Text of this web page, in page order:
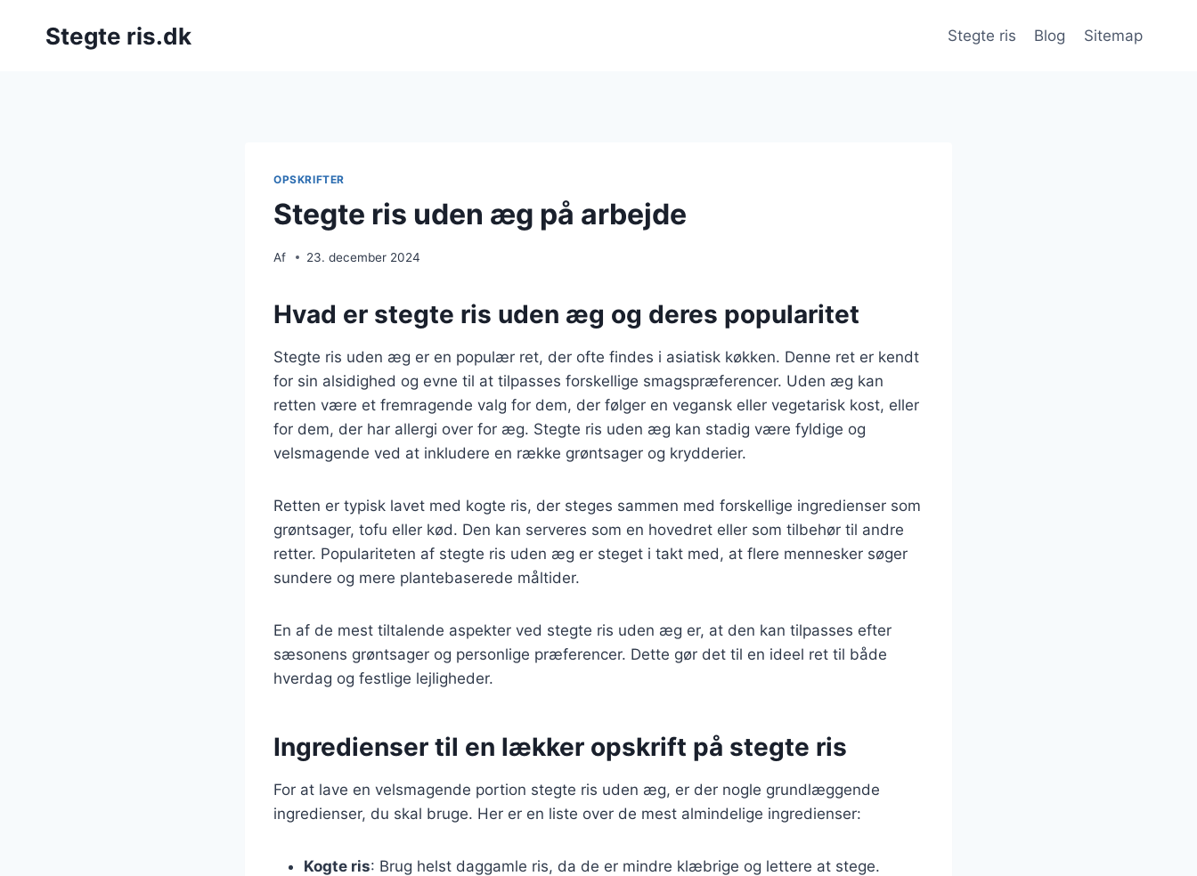
Stegte ris.dk Stegte ris Blog Sitemap
OPSKRIFTER
Stegte ris uden æg på arbejde
Af 23. december 2024
Hvad er stegte ris uden æg og deres popularitet
Stegte ris uden æg er en populær ret, der ofte findes i asiatisk køkken. Denne ret er kendt
for sin alsidighed og evne til at tilpasses forskellige smagspræferencer. Uden æg kan
retten være et fremragende valg for dem, der følger en vegansk eller vegetarisk kost, eller
for dem, der har allergi over for æg. Stegte ris uden æg kan stadig være fyldige og
velsmagende ved at inkludere en række grøntsager og krydderier.
Retten er typisk lavet med kogte ris, der steges sammen med forskellige ingredienser som
grøntsager, tofu eller kød. Den kan serveres som en hovedret eller som tilbehør til andre
retter. Populariteten af stegte ris uden æg er steget i takt med, at flere mennesker søger
sundere og mere plantebaserede måltider.
En af de mest tiltalende aspekter ved stegte ris uden æg er, at den kan tilpasses efter
sæsonens grøntsager og personlige præferencer. Dette gør det til en ideel ret til både
hverdag og festlige lejligheder.
Ingredienser til en lækker opskrift på stegte ris
For at lave en velsmagende portion stegte ris uden æg, er der nogle grundlæggende
ingredienser, du skal bruge. Her er en liste over de mest almindelige ingredienser:
Kogte ris: Brug helst daggamle ris, da de er mindre klæbrige og lettere at stege.